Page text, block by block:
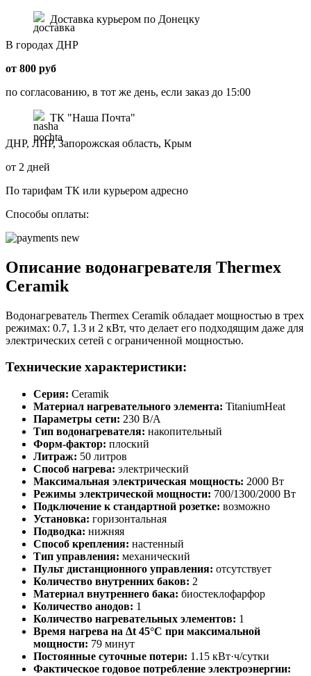
Доставка курьером по Донецку
В городах ДНР
от 800 руб
по согласованию, в тот же день, если заказ до 15:00
ТК "Наша Почта"
ДНР, ЛНР, Запорожская область, Крым
от 2 дней
По тарифам ТК или курьером адресно
Способы оплаты:
Описание водонагревателя Thermex
Ceramik
Водонагреватель Thermex Ceramik обладает мощностью в трех
режимах: 0.7, 1.3 и 2 кВт, что делает его подходящим даже для
электрических сетей с ограниченной мощностью.
Технические характеристики:
Серия: Ceramik
Материал нагревательного элемента: TitaniumHeat
Параметры сети: 230 В/А
Тип водонагревателя: накопительный
Форм-фактор: плоский
Литраж: 50 литров
Способ нагрева: электрический
Максимальная электрическая мощность: 2000 Вт
Режимы электрической мощности: 700/1300/2000 Вт
Подключение к стандартной розетке: возможно
Установка: горизонтальная
Подводка: нижняя
Способ крепления: настенный
Тип управления: механический
Пульт дистанционного управления: отсутствует
Количество внутренних баков: 2
Материал внутреннего бака: биостеклофарфор
Количество анодов: 1
Количество нагревательных элементов: 1
Время нагрева на ∆t 45°C при максимальной
мощности: 79 минут
Постоянные суточные потери: 1.15 кВт·ч/сутки
Фактическое годовое потребление электроэнергии: